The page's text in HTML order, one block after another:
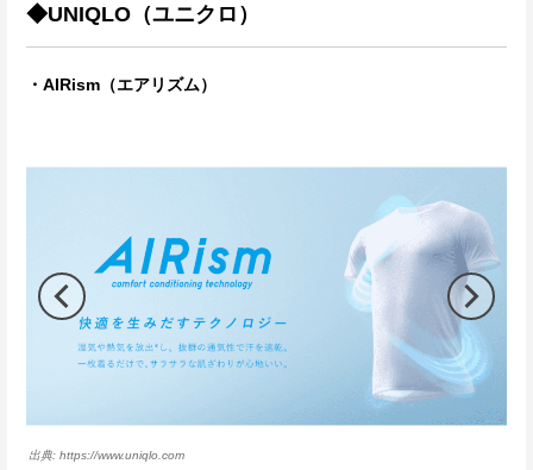
◆UNIQLO（ユニクロ）
・AIRism（エアリズム）
https://www.uniqlo.com